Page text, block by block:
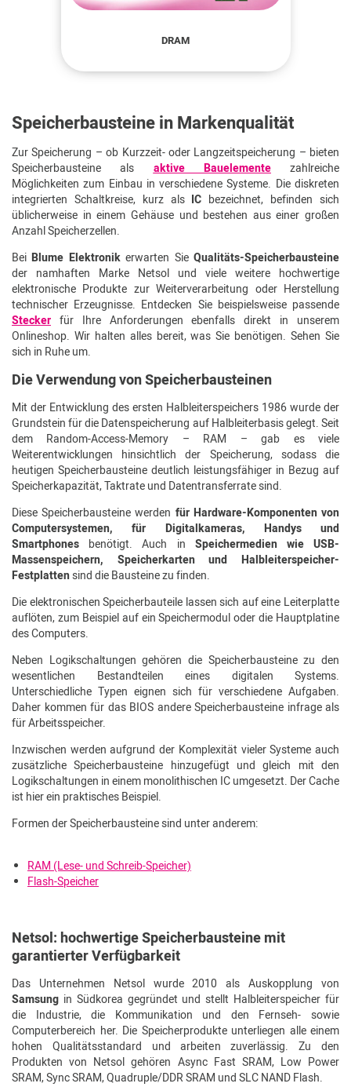
DRAM
Speicherbausteine in Markenqualität
Zur Speicherung – ob Kurzzeit- oder Langzeitspeicherung – bieten
Speicherbausteine als aktive Bauelementezahlreiche
Möglichkeiten zum Einbau in verschiedene Systeme. Die diskreten
integrierten Schaltkreise, kurz als IC bezeichnet, befinden sich
üblicherweise in einem Gehäuse und bestehen aus einer großen
Anzahl Speicherzellen.
Bei Blume Elektronikerwarten SieQualitäts-Speicherbausteine
der namhaften Marke Netsol und viele weitere hochwertige
elektronische Produkte zur Weiterverarbeitung oder Herstellung
technischer Erzeugnisse. Entdecken Sie beispielsweise passende
Stecker für Ihre Anforderungen ebenfalls direkt in unserem
Onlineshop. Wir halten alles bereit, was Sie benötigen. Sehen Sie
sich in Ruhe um.
Die Verwendung von Speicherbausteinen
Mit der Entwicklung des ersten Halbleiterspeichers 1986 wurde der
Grundstein für die Datenspeicherung auf Halbleiterbasis gelegt. Seit
dem Random-Access-Memory – RAM – gab es viele
Weiterentwicklungen hinsichtlich der Speicherung, sodass die
heutigen Speicherbausteine deutlich leistungsfähiger in Bezug auf
Speicherkapazität, Taktrate und Datentransferrate sind.
Diese Speicherbausteine werden für Hardware-Komponenten von
Computersystemen, für Digitalkameras, Handys und
Smartphones benötigt. Auch in Speichermedien wie USB-
Massenspeichern, Speicherkarten und Halbleiterspeicher-
Festplattensind die Bausteine zu finden.
Die elektronischen Speicherbauteile lassen sich auf eine Leiterplatte
auflöten, zum Beispiel auf ein Speichermodul oder die Hauptplatine
des Computers.
Neben Logikschaltungen gehören die Speicherbausteine zu den
wesentlichen Bestandteilen eines digitalen Systems.
Unterschiedliche Typen eignen sich für verschiedene Aufgaben.
Daher kommen für das BIOS andere Speicherbausteine infrage als
für Arbeitsspeicher.
Inzwischen werden aufgrund der Komplexität vieler Systeme auch
zusätzliche Speicherbausteine hinzugefügt und gleich mit den
Logikschaltungen in einem monolithischen IC umgesetzt. Der Cache
ist hier ein praktisches Beispiel.
Formen der Speicherbausteine sind unter anderem:
RAM (Lese- und Schreib-Speicher)
Flash-Speicher
Netsol: hochwertige Speicherbausteine mit
garantierter Verfügbarkeit
Das Unternehmen Netsol wurde 2010 als Auskopplung von
Samsung in Südkorea gegründet und stellt Halbleiterspeicher für
die Industrie, die Kommunikation und den Fernseh- sowie
Computerbereich her. Die Speicherprodukte unterliegen alle einem
hohen Qualitätsstandard und arbeiten zuverlässig. Zu den
Produkten von Netsol gehören Async Fast SRAM, Low Power
SRAM, Sync SRAM, Quadruple/DDR SRAM und SLC NAND Flash.